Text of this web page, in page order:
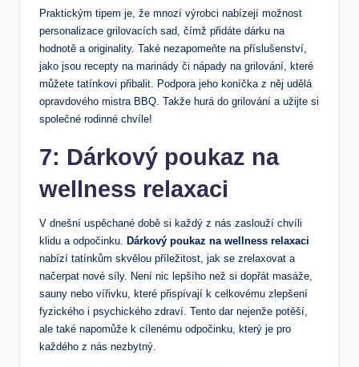
Praktickým tipem je, že mnozí‍ výrobci ‌nabízejí možnost
personalizace grilovacích sad, čímž přidáte dárku na
hodnotě a originality. Také nezapomeňte na ⁣příslušenství,
‌jako jsou recepty na marinády či nápady na grilování, které
můžete tatínkovi přibalit. Podpora jeho⁤ koníčka z něj⁤ udělá
opravdového mistra BBQ. Takže hurá‍ do grilování a užijte si
společné rodinné chvíle!
7: Dárkový poukaz na‌
wellness relaxaci
V dnešní uspěchané době si⁤ každý ​z⁣ nás zaslouží‌ chvíli
klidu a ‍odpočinku. Dárkový poukaz na wellness ‌relaxaci
nabízí tatínkům‌ skvělou příležitost, jak se ⁣zrelaxovat a
načerpat nové síly. Není nic‌ lepšího ‌než⁤ si​ dopřát masáže,
sauny ⁢nebo vířivku,‍ které přispívají k celkovému zlepšení
fyzického i psychického zdraví. Tento dar nejenže potěší,
ale ​také napomůže k cílenému odpočinku, který je pro
každého z nás nezbytný.